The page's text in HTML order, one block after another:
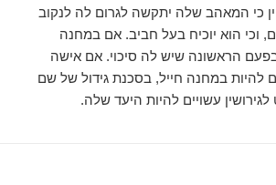
כי המאהב שלה יתקשה לגרום לה לנקוב
וכי הוא יוכיח בעל חביב. אם במחנה
הראשונה שיש לה סיכוי. אם אישה
להיות במחנה חייל, בסכנת גידול של שם
עשויים להיות היעד שלה.